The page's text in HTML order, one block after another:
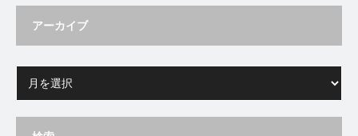
アーカイブ